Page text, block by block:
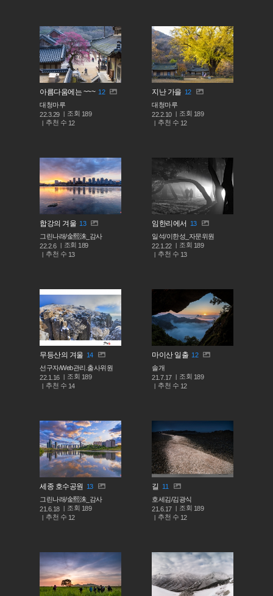
아름다움에는 ~~~ 12
대청마루
22.3.29
조회 189
추천 수 12
지난 가을 12
대청마루
22.2.10
조회 189
추천 수 12
합강의 겨울 13
그린나래/金熙洙_감사
22.2.6
조회 189
추천 수 13
임한리에서
13
일석/이한성_자문위원
22.1.22
조회 189
추천 수 13
무등산의 겨울 14
선구자/Web관리.출사위원
22.1.16
조회 189
추천 수 14
마이산 일출 12
솔개
21.7.17
조회 189
추천 수 12
세종 호수공원
13
그린나래/金熙洙_감사
21.6.18
조회 189
추천 수 12
길
11
호세김/김광식
21.6.17
조회 189
추천 수 12